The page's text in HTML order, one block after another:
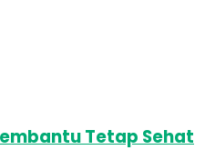
Tetap Sehat